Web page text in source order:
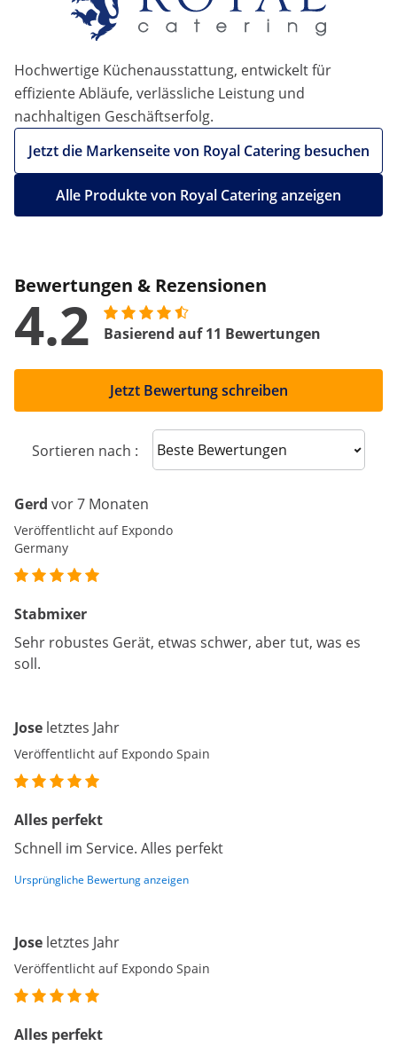
Hochwertige Küchenausstattung, entwickelt für
effiziente Abläufe, verlässliche Leistung und
nachhaltigen Geschäftserfolg.
Jetzt die Markenseite von Royal Catering besuchen
Alle Produkte von Royal Catering anzeigen
Bewertungen & Rezensionen
4.2 Basierend auf 11 Bewertungen
Jetzt Bewertung schreiben
Sortieren nach : Sort reviews
Gerd vor 7 Monaten
Veröffentlicht auf Expondo
Germany
Stabmixer
Sehr robustes Gerät, etwas schwer, aber tut, was es
soll.
Jose letztes Jahr
Veröffentlicht auf Expondo Spain
Alles perfekt
Schnell im Service. Alles perfekt
Ursprüngliche Bewertung anzeigen
Jose letztes Jahr
Veröffentlicht auf Expondo Spain
Alles perfekt